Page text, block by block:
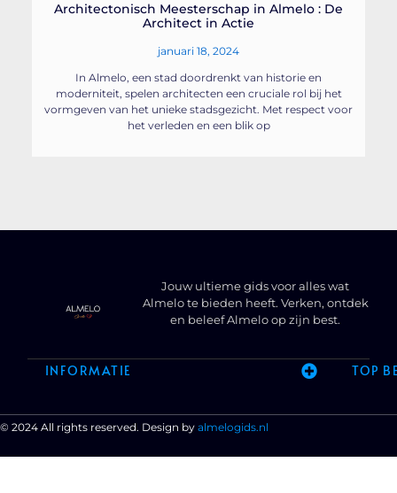
Architectonisch Meesterschap in Almelo : De
Architect in Actie
januari 18, 2024
In Almelo, een stad doordrenkt van historie en
moderniteit, spelen architecten een cruciale rol bij het
vormgeven van het unieke stadsgezicht. Met respect voor
het verleden en een blik op
Jouw ultieme gids voor alles wat
Almelo te bieden heeft. Verken, ontdek
en beleef Almelo op zijn best.
INFORMATIE TOP
© 2024 All rights reserved. Design by almelogids.nl